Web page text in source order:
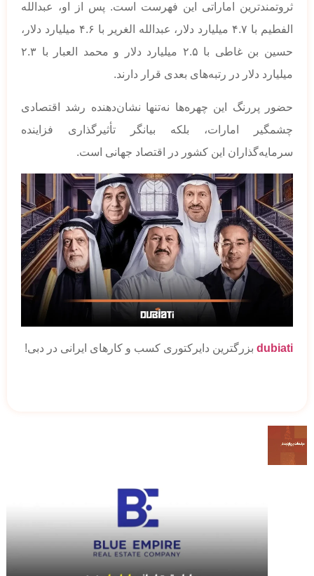
ثروتمندترین اماراتی این فهرست است. پس از او، عبدالله
الفطیم با ۴.۷ میلیارد دلار، عبدالله الغریر با ۴.۶ میلیارد دلار،
حسین بن غاطی با ۲.۵ میلیارد دلار و محمد العبار با ۲.۳
میلیارد دلار در رتبه‌های بعدی قرار دارند.
حضور پررنگ این چهره‌ها نه‌تنها نشان‌دهنده رشد اقتصادی
چشمگیر امارات، بلکه بیانگر تأثیرگذاری فزاینده
سرمایه‌گذاران این کشور در اقتصاد جهانی است.
dubiati بزرگترین دایرکتوری کسب و کارهای ایرانی در دبی!